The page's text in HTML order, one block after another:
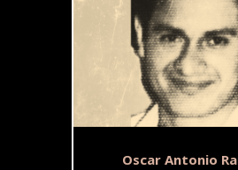
Oscar Antonio